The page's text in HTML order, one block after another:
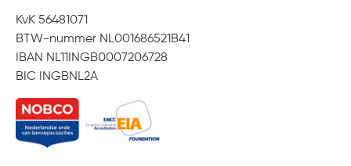
KvK 56481071
BTW-nummer NL001686521B41
IBAN NL11INGB0007206728
BIC INGBNL2A